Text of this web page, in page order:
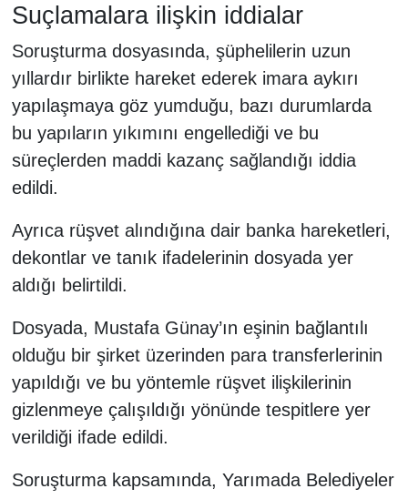
Suçlamalara ilişkin iddialar
Soruşturma dosyasında, şüphelilerin uzun
yıllardır birlikte hareket ederek imara aykırı
yapılaşmaya göz yumduğu, bazı durumlarda
bu yapıların yıkımını engellediği ve bu
süreçlerden maddi kazanç sağlandığı iddia
edildi.
Ayrıca rüşvet alındığına dair banka hareketleri,
dekontlar ve tanık ifadelerinin dosyada yer
aldığı belirtildi.
Dosyada, Mustafa Günay’ın eşinin bağlantılı
olduğu bir şirket üzerinden para transferlerinin
yapıldığı ve bu yöntemle rüşvet ilişkilerinin
gizlenmeye çalışıldığı yönünde tespitlere yer
verildiği ifade edildi.
Soruşturma kapsamında, Yarımada Belediyeler